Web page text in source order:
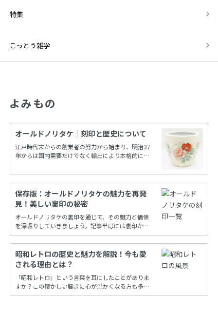
特集
こっとう雑学
よみもの
オールドノリタケ｜刻印と歴史について
江戸時代末からの創業者の努力から始まり、明治37
年からは国内需要だけでなく輸出により本格的に栄
保存版：オールドノリタケの魅力を再発
見！美しい裏印の秘密
オールドノリタケの裏印を通じて、その魅力と価値
を深堀りしていきましょう。記事半ばには裏印から
年代を調べることができる保存版一覧もあります！
昭和レトロの歴史と魅力を解説！今も愛
される理由とは？
「昭和レトロ」という言葉を耳にしたことがありま
すか？この懐かしい響きに心が温かくなる方も多い
でしょう。昭和時代の風情を再現し、今も多くの